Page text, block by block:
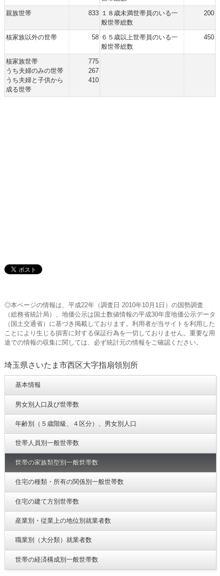
親族世帯
833 １８歳未満世帯員のいる一
般世帯総数
200
核家族以外の世帯 58 ６５歳以上世帯員のいる一
般世帯総数
450
核家族世帯
うち夫婦のみの世帯
うち夫婦と子供から
成る世帯
775
267
410
◎本ページの情報は、平成22年（調査日 2010年10月1日）の国勢調査
（総務省統計局）、地価公示は国土数値情報の平成30年度地価公示データ
（国土交通省）に基づき掲載しております。利用者が当サイトを利用した
ことにより生じる損害に対する保証行為を一切しておりません。重要な用
途での情報の収集に関しては、必ず統計元の情報をご確認ください。
埼玉県さいたま市西区大字指扇領別所
基本情報
男女別人口及び世帯数
年齢別（５歳階級、４区分）、男女別人口
世帯人員別一般世帯数
世帯の家族類型別一般世帯数
住宅の種類・所有の関係別一般世帯数
住宅の建て方別世帯数
産業別・従業上の地位別就業者数
職業別（大分類）就業者数
世帯の経済構成別一般世帯数